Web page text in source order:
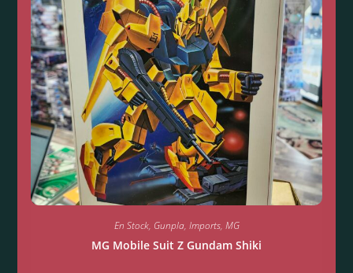
En Stock, Gunpla, Imports, MG
MG Mobile Suit Z Gundam Shiki